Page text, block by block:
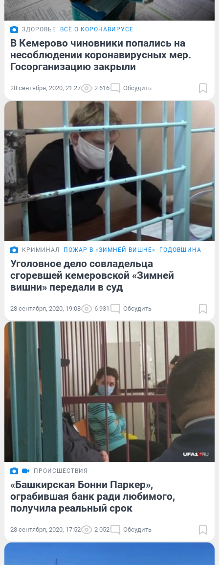
ЗДОРОВЬЕ ВСЁ О КОРОНАВИРУСЕ
В Кемерово чиновники попались на
несоблюдении коронавирусных мер.
Госорганизацию закрыли
28 сентября, 2020, 21:27 2 616 Обсудить
КРИМИНАЛ ПОЖАР В «ЗИМНЕЙ ВИШНЕ» ГОДОВЩИНА
Уголовное дело совладельца
сгоревшей кемеровской «Зимней
вишни» передали в суд
28 сентября, 2020, 19:08 6 931 Обсудить
ПРОИСШЕСТВИЯ
«Башкирская Бонни Паркер»,
ограбившая банк ради любимого,
получила реальный срок
28 сентября, 2020, 17:52 2 052 Обсудить